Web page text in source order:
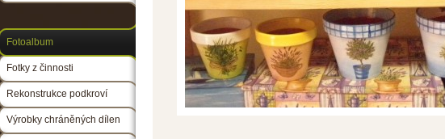
Fotoalbum
Fotky z činnosti
Rekonstrukce podkroví
Výrobky chráněných dílen